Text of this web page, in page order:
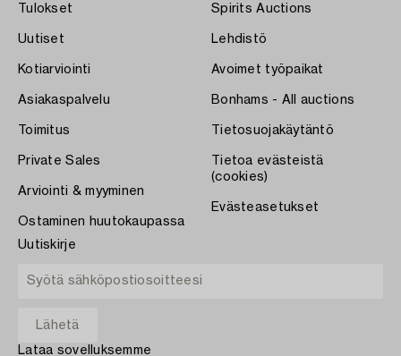
Tulokset
Uutiset
Kotiarviointi
Asiakaspalvelu
Toimitus
Private Sales
Arviointi & myyminen
Ostaminen huutokaupassa
Spirits Auctions
Lehdistö
Avoimet työpaikat
Bonhams - All auctions
Tietosuojakäytäntö
Tietoa evästeistä
(cookies)
Evästeasetukset
Uutiskirje
Lataa sovelluksemme